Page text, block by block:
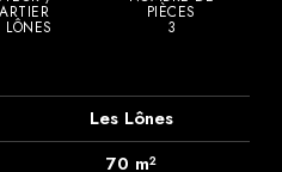
LÔNES
PIÈCES
3
Les Lônes
70 m²